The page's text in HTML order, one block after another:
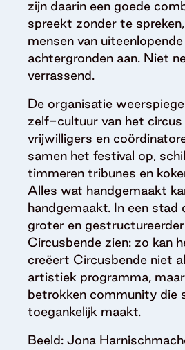
zijn daarin een goede
spreekt zonder te
mensen van
achtergronden aan. Niet
verrassend.
De organisatie
zelf-cultuur van het circus
vrijwilligers en
samen het festival op,
timmeren tribunes en
Alles wat handgemaakt
handgemaakt. In een stad
groter en
Circusbende zien: zo kan
creëert Circusbende niet
artistiek programma,
betrokken community die
toegankelijk maakt.
Beeld: Jona